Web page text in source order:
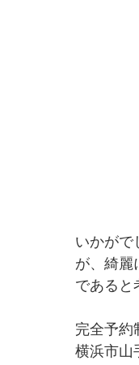
いかがで
が、綺麗
であると
完全予約
横浜市山